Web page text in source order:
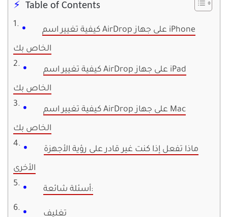
Table of Contents
كيفية تغيير اسم AirDrop على جهاز iPhone
الخاص بك
كيفية تغيير اسم AirDrop على جهاز iPad
الخاص بك
كيفية تغيير اسم AirDrop على جهاز Mac
الخاص بك
ماذا تفعل إذا كنت غير قادر على رؤية الأجهزة
الأخرى
أسئلة شائعة:
تغليف